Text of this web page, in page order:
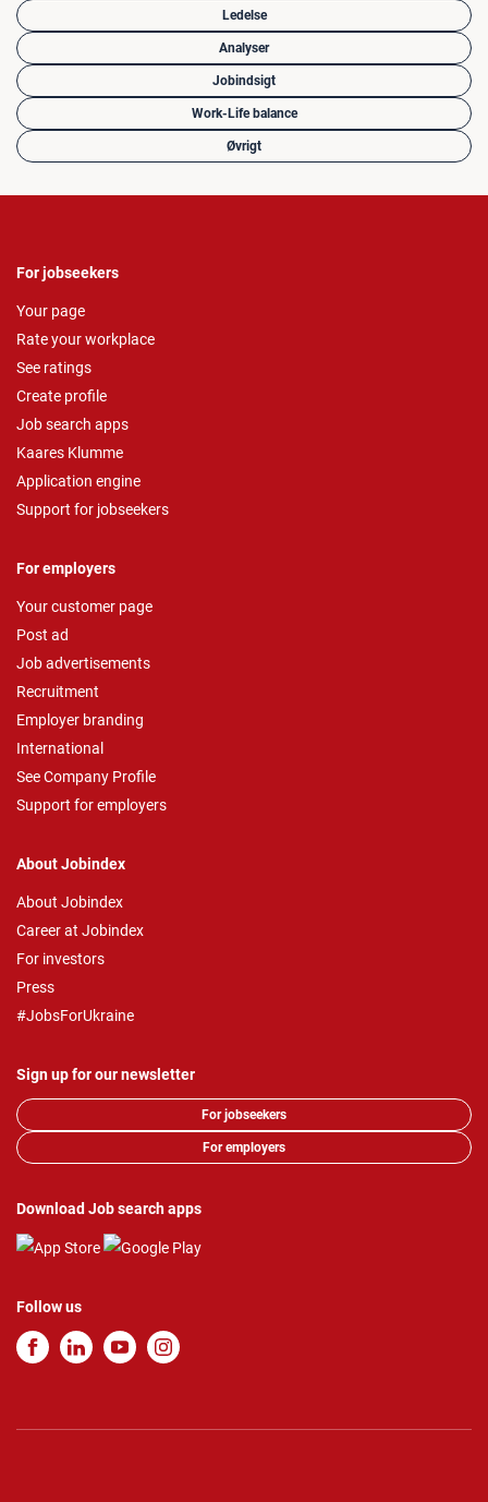
Ledelse
Analyser
Jobindsigt
Work-Life balance
Øvrigt
For jobseekers
Your page
Rate your workplace
See ratings
Create profile
Job search apps
Kaares Klumme
Application engine
Support for jobseekers
For employers
Your customer page
Post ad
Job advertisements
Recruitment
Employer branding
International
See Company Profile
Support for employers
About Jobindex
About Jobindex
Career at Jobindex
For investors
Press
#JobsForUkraine
Sign up for our newsletter
For jobseekers
For employers
Download Job search apps
Follow us